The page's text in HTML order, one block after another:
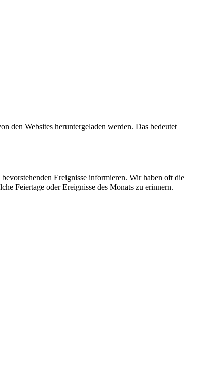
den Websites heruntergeladen werden. Das bedeutet
Ereignisse informieren. Wir haben oft die
Feiertage oder Ereignisse des Monats zu erinnern.